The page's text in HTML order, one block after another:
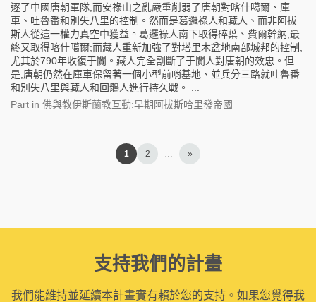
逐了中國唐朝軍隊,而安祿山之亂嚴重削弱了唐朝對喀什噶爾、庫
車、吐魯番和別失八里的控制。然而是葛邏祿人和藏人、而非阿拔
斯人從這一權力真空中獲益。葛邏祿人南下取得碎葉、費爾幹納,最
終又取得喀什噶爾;而藏人重新加強了對塔里木盆地南部城邦的控制,
尤其於790年收復于闐。藏人完全割斷了于闐人對唐朝的效忠。但
是,唐朝仍然在庫車保留著一個小型前哨基地、並兵分三路就吐魯番
和別失八里與藏人和回鶻人進行持久戰。 ...
Part in 佛與教伊斯蘭教互動:早期阿拔斯哈里發帝國
1 2 … »
支持我們的計畫
我們能維持並延續本計畫實有賴於您的支持。如果您覺得我